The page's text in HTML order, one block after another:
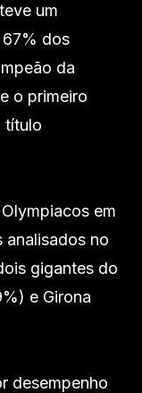
um
67% dos
da
o primeiro
título
em
analisados no
gigantes do
e Girona
desempenho